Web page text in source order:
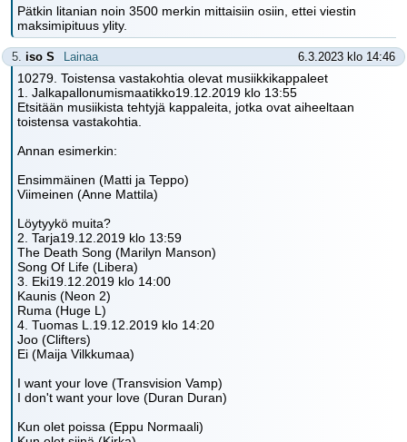
Pätkin litanian noin 3500 merkin mittaisiin osiin, ettei viestin
maksimipituus ylity.
5. iso S Lainaa 6.3.2023 klo 14:46
10279. Toistensa vastakohtia olevat musiikkikappaleet
1. Jalkapallonumismaatikko19.12.2019 klo 13:55
Etsitään musiikista tehtyjä kappaleita, jotka ovat aiheeltaan
toistensa vastakohtia.
Annan esimerkin:
Ensimmäinen (Matti ja Teppo)
Viimeinen (Anne Mattila)
Löytyykö muita?
2. Tarja19.12.2019 klo 13:59
The Death Song (Marilyn Manson)
Song Of Life (Libera)
3. Eki19.12.2019 klo 14:00
Kaunis (Neon 2)
Ruma (Huge L)
4. Tuomas L.19.12.2019 klo 14:20
Joo (Clifters)
Ei (Maija Vilkkumaa)
I want your love (Transvision Vamp)
I don't want your love (Duran Duran)
Kun olet poissa (Eppu Normaali)